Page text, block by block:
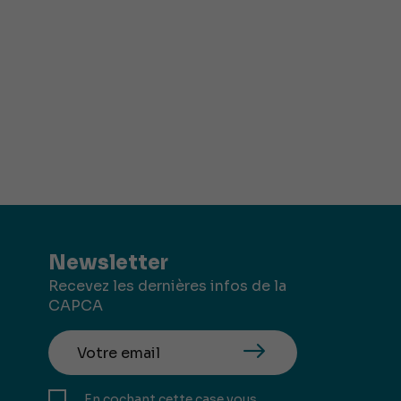
Newsletter
Recevez les dernières infos de la
CAPCA